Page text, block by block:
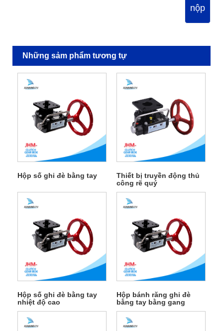
nộp
Những sảm phẩm tương tự
Hộp số ghi đè bằng tay
Thiết bị truyền động thủ
công rẽ quý
Hộp số ghi đè bằng tay
nhiệt độ cao
Hộp bánh răng ghi đè
bằng tay bằng gang